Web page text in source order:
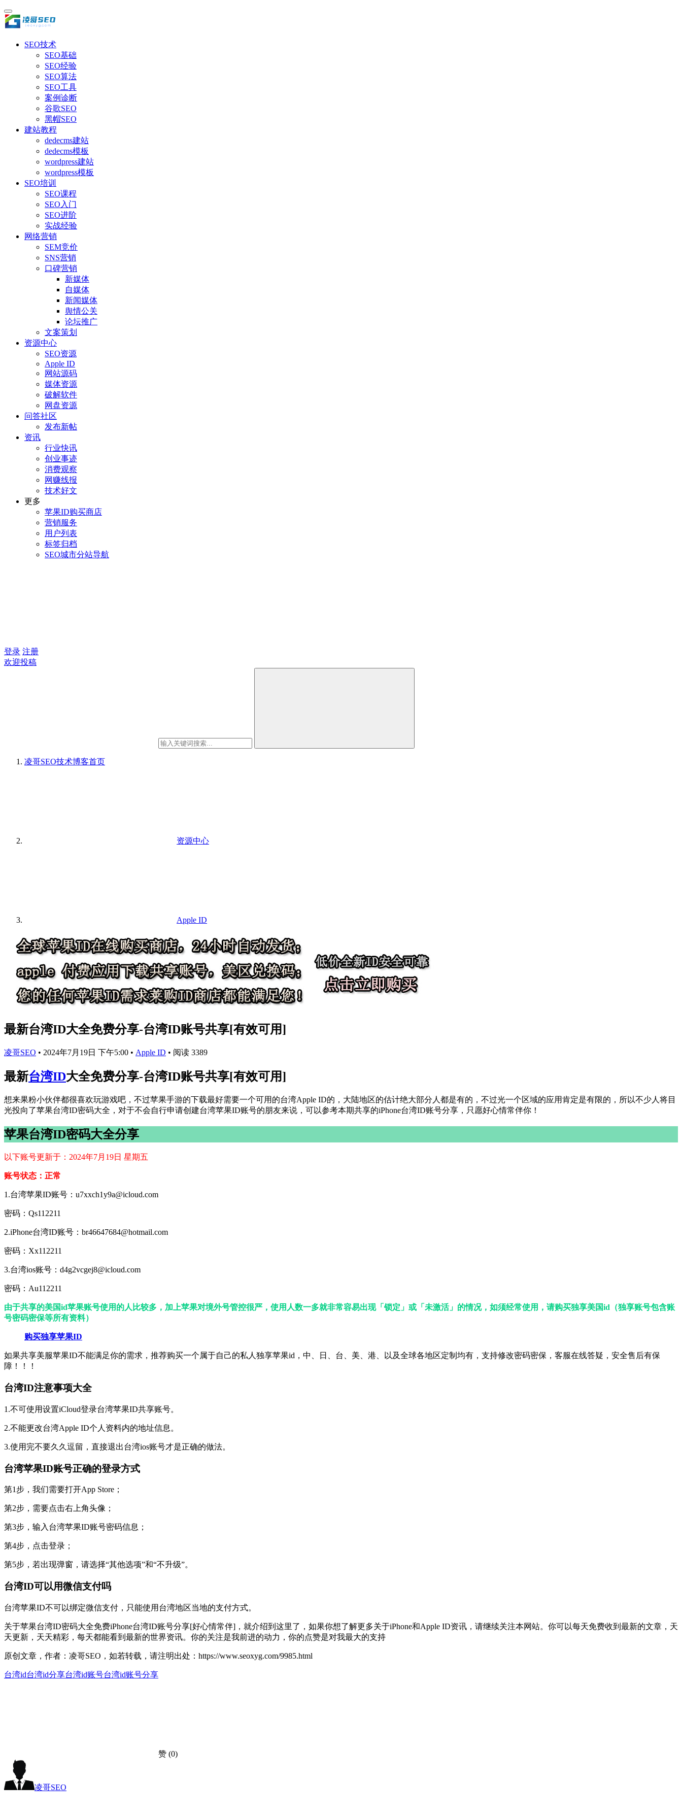
SEO技术
SEO基础
SEO经验
SEO算法
SEO工具
案例诊断
谷歌SEO
黑帽SEO
建站教程
dedecms建站
dedecms模板
wordpress建站
wordpress模板
SEO培训
SEO课程
SEO入门
SEO进阶
实战经验
网络营销
SEM竞价
SNS营销
口碑营销
新媒体
自媒体
新闻媒体
舆情公关
论坛推广
文案策划
资源中心
SEO资源
Apple ID
网站源码
媒体资源
破解软件
网盘资源
问答社区
发布新帖
资讯
行业快讯
创业事迹
消费观察
网赚线报
技术好文
更多
苹果ID购买商店
营销服务
用户列表
标签归档
SEO城市分站导航
登录 注册
欢迎投稿
凌哥SEO技术博客首页
资源中心
Apple ID
最新台湾ID大全免费分享-台湾ID账号共享[有效可用]
凌哥SEO • 2024年7月19日 下午5:00 • Apple ID • 阅读 3389
最新台湾ID大全免费分享-台湾ID账号共享[有效可用]
想来果粉小伙伴都很喜欢玩游戏吧，不过苹果手游的下载最好需要一个可用的台湾Apple ID的，大陆地区的估计绝大部分人都是有的，不过光一个区域的应用肯定是有限的，所以不少人将目
光投向了苹果台湾ID密码大全，对于不会自行申请创建台湾苹果ID账号的朋友来说，可以参考本期共享的iPhone台湾ID账号分享，只愿好心情常伴你！
苹果台湾ID密码大全分享
以下账号更新于：2024年7月19日 星期五
账号状态：正常
1.台湾苹果ID账号：u7xxch1y9a@icloud.com
密码：Qs112211
2.iPhone台湾ID账号：br46647684@hotmail.com
密码：Xx112211
3.台湾ios账号：d4g2vcgej8@icloud.com
密码：Au112211
由于共享的美国id苹果账号使用的人比较多，加上苹果对境外号管控很严，使用人数一多就非常容易出现「锁定」或「未激活」的情况，如须经常使用，请购买独享美国id（独享账号包含账
号密码密保等所有资料）
购买独享苹果ID
如果共享美服苹果ID不能满足你的需求，推荐购买一个属于自己的私人独享苹果id，中、日、台、美、港、以及全球各地区定制均有，支持修改密码密保，客服在线答疑，安全售后有保
障！！！
台湾ID注意事项大全
1.不可使用设置iCloud登录台湾苹果ID共享账号。
2.不能更改台湾Apple ID个人资料内的地址信息。
3.使用完不要久久逗留，直接退出台湾ios账号才是正确的做法。
台湾苹果ID账号正确的登录方式
第1步，我们需要打开App Store；
第2步，需要点击右上角头像；
第3步，输入台湾苹果ID账号密码信息；
第4步，点击登录；
第5步，若出现弹窗，请选择“其他选项”和“不升级”。
台湾ID可以用微信支付吗
台湾苹果ID不可以绑定微信支付，只能使用台湾地区当地的支付方式。
关于苹果台湾ID密码大全免费iPhone台湾ID账号分享[好心情常伴]，就介绍到这里了，如果你想了解更多关于iPhone和Apple ID资讯，请继续关注本网站。你可以每天免费收到最新的文章，天
天更新，天天精彩，每天都能看到最新的世界资讯。你的关注是我前进的动力，你的点赞是对我最大的支持
原创文章，作者：凌哥SEO，如若转载，请注明出处：https://www.seoxyg.com/9985.html
台湾id台湾id分享台湾id账号台湾id账号分享
赞 (0)
凌哥SEO